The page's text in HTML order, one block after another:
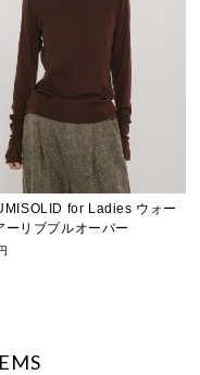
for Ladies ウォー
ーリブプルオーバー